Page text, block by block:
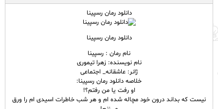
دانلود رمان رسپینا
دانلود رمان رسپینا
نام رمان : رسپینا
نام نویسنده: زهرا تیموری
ژانر: عاشقانه_ اجتماعی
خلاصه دانلود رمان رسپینا:
او رفت یا من رفتم؟!
نیست که بداند درون خود مچاله شده ام و هر شب خاطرات اسیدی ام را ورق